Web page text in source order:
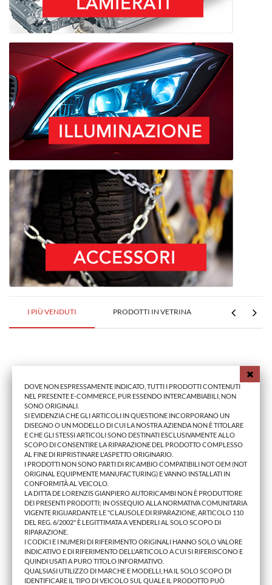
I PIÙ VENDUTI PRODOTTI IN VETRINA
MODAN. FARO FI DOBLO' 2005>2009 INFERIORE DX
10,98 €
AGGIUNGI AL CARRELLO
DOVE NON ESPRESSAMENTE INDICATO, TUTTI I PRODOTTI CONTENUTI
NEL PRESENTE E-COMMERCE, PUR ESSENDO INTERCAMBIABILI, NON
SONO ORIGINALI.
SI EVIDENZIA CHE GLI ARTICOLI IN QUESTIONE INCORPORANO UN
DISEGNO O UN MODELLO DI CUI LA NOSTRA AZIENDA NON È TITOLARE
E CHE GLI STESSI ARTICOLI SONO DESTINATI ESCLUSIVAMENTE ALLO
SCOPO DI CONSENTIRE LA RIPARAZIONE DEL PRODOTTO COMPLESSO
AL FINE DI RIPRISTINARE L'ASPETTO ORIGINARIO.
I PRODOTTI NON SONO PARTI DI RICAMBIO COMPATIBILI NOT OEM (NOT
ORIGINAL EQUIPMENTE MANUFACTURING) E VANNO INSTALLATI IN
CONFORMITÀ AL VEICOLO.
LA DITTA DE LORENZIS GIANPIERO AUTORICAMBI NON È PRODUTTORE
DEI PRESENTI PRODOTTI; IN OSSEQUIO ALLA NORMATIVA COMUNITARIA
VIGENTE RIGUARDANTE LE "CLAUSOLE DI RIPARAZIONE, ARTICOLO 110
DEL REG. 6/2002" È LEGITTIMATA A VENDERLI AL SOLO SCOPO DI
RIPARAZIONE.
I CODICI E I NUMERI DI RIFERIMENTO ORIGINALI HANNO SOLO VALORE
INDICATIVO E DI RIFERIMENTO DELL'ARTICOLO A CUI SI RIFERISCONO E
QUINDI USATI A PURO TITOLO INFORMATIVO.
QUALSIASI UTILIZZO DI MARCHE E MODELLI, HA IL SOLO SCOPO DI
IDENTIFICARE IL TIPO DI VEICOLO SUL QUALE IL PRODOTTO PUÒ